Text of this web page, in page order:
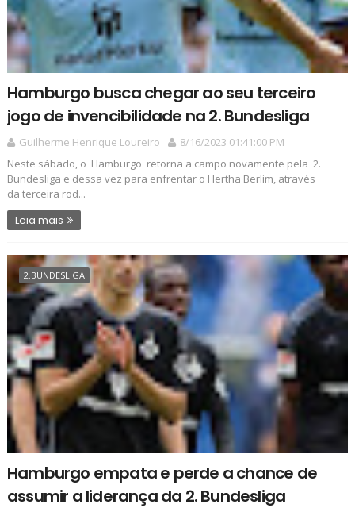
Hamburgo busca chegar ao seu terceiro
jogo de invencibilidade na 2. Bundesliga
Guilherme Henrique Loureiro
8/16/2023 01:41:00 PM
Neste sábado, o Hamburgo retorna a campo novamente pela 2.
Bundesliga e dessa vez para enfrentar o Hertha Berlim, através
da terceira rod...
Leia mais
2.BUNDESLIGA
Hamburgo empata e perde a chance de
assumir a liderança da 2. Bundesliga